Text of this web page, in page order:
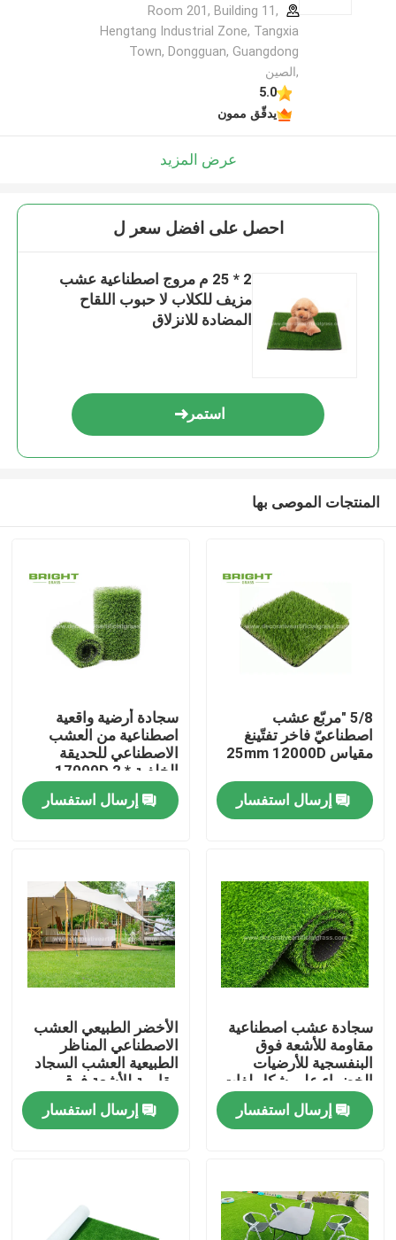
مسكن
منتجات
جولة في المعمل
مراقبة الجودة
أخبار
حالات
عشب صناعي للديكور
Room 201, Building 11,
Hengtang Industrial Zone, Tangxia
Town, Dongguan, Guangdong
,الصين
5.0
يدقّق ممون
عرض المزيد
احصل على افضل سعر ل
2 * 25 م مروج اصطناعية عشب
مزيف للكلاب لا حبوب اللقاح
المضادة للانزلاق
استمر
المنتجات الموصى بها
5/8 "مربّع عشب
اصطناعيّ فاخر تفتّينغ
مقياس 25mm 12000D
إرسال استفسار
سجادة أرضية واقعية
اصطناعية من العشب
الاصطناعي للحديقة
الخلفية 17000D 2 *
25m / Roll
إرسال استفسار
سجادة عشب اصطناعية
مقاومة للأشعة فوق
البنفسجية للأرضيات
الخضراء على شكل لفات
PE + PP 8800D 40 مم
إرسال استفسار
الأخضر الطبيعي العشب
الاصطناعي المناظر
الطبيعية العشب السجاد
مقاومة للأشعة فوق
البنفسجية 20 مم
إرسال استفسار